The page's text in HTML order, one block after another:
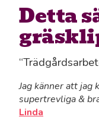
Detta
Jag känner att jag
supertrevliga &
Linda